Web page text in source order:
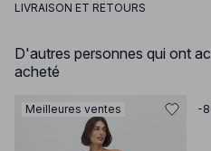
LIVRAISON ET RETOURS
D'autres personnes qui ont
acheté
Meilleures ventes -